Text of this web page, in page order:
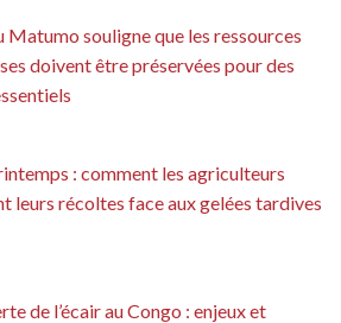
Matumo souligne que les ressources
doivent être préservées pour des
: comment les agriculteurs
leurs récoltes face aux gelées tardives
de l’écair au Congo : enjeux et